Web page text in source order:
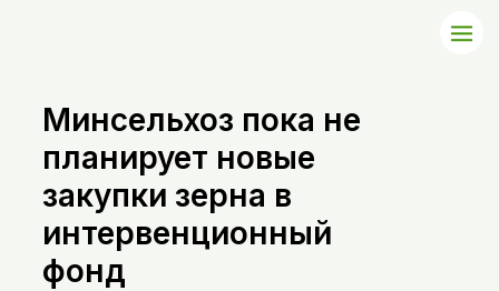
Минсельхоз пока не
планирует новые
закупки зерна в
интервенционный
фонд